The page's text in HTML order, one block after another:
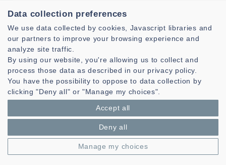
DEZAN Catherine
Lire la suite
COUSSY Philippe
Lire la suite
Data collection preferences
We use data collected by cookies, Javascript libraries and
our partners to improve your browsing experience and
analyze site traffic.
By using our website, you're allowing us to collect and
process those data as described in our privacy policy.
You have the possibility to oppose to data collection by
clicking "Deny all" or "Manage my choices".
Accept all
Deny all
Manage my choices